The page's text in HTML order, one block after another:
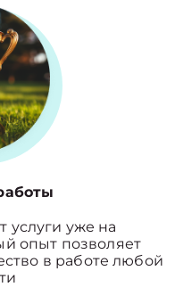
услуги уже на
опыт позволяет
в работе любой